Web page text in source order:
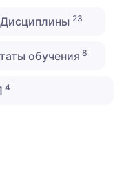
Дисциплины 23
обучения 8
4